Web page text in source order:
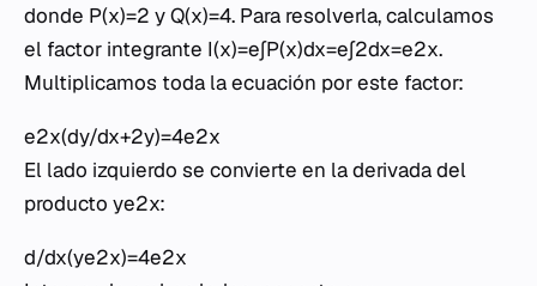
donde P(x)=2 y Q(x)=4. Para resolverla, calculamos
el factor integrante I(x)=e∫P(x)dx=e∫2dx=e2x.
Multiplicamos toda la ecuación por este factor:
e2x(dy/dx+2y)=4e2x
El lado izquierdo se convierte en la derivada del
producto ye2x:
d/dx(ye2x)=4e2x